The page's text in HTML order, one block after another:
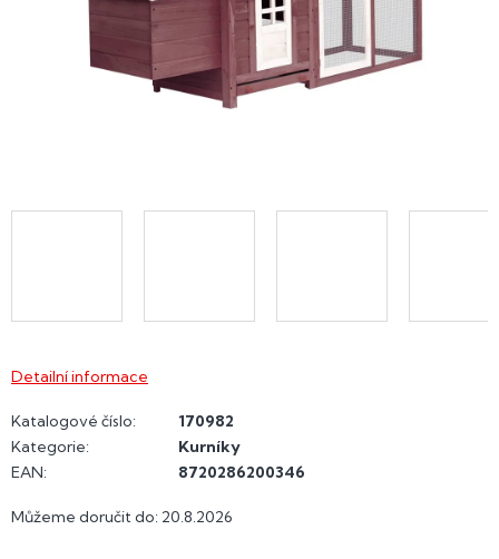
Můžeme doručit do: 20.8.2026
Detailní informace
Katalogové číslo:
170982
Kategorie:
Kurníky
EAN: 8720286200346